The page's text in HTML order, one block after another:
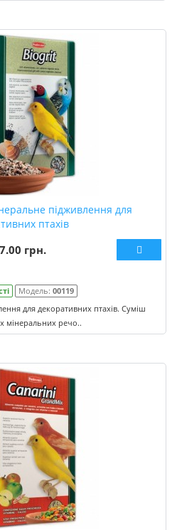
підживлення для
птахів
грн.
Модель: 00119
для декоративних птахів. Суміш
мінеральних речо..